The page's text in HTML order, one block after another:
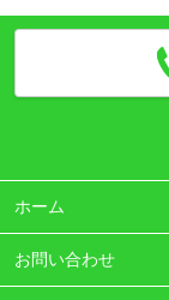
ホーム
お問い合わせ